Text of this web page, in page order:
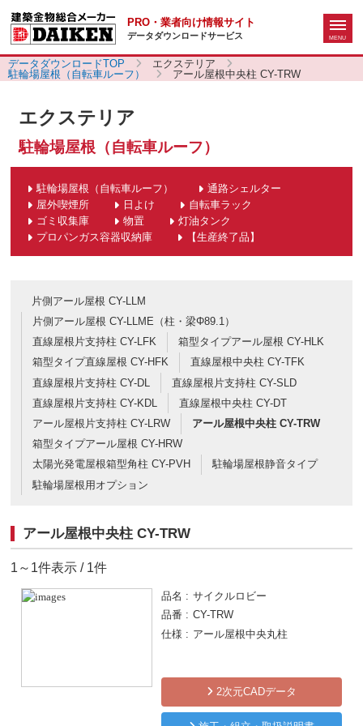
PRO・業者向け情報サイト
データダウンロードサービス
データダウンロードTOP
エクステリア
駐輪場屋根（自転車ルーフ）
アール屋根中央柱 CY-TRW
エクステリア
駐輪場屋根（自転車ルーフ）
駐輪場屋根（自転車ルーフ）
通路シェルター
屋外喫煙所
日よけ
自転車ラック
ゴミ収集庫
物置
灯油タンク
プロパンガス容器収納庫
【生産終了品】
片側アール屋根 CY-LLM
片側アール屋根 CY-LLME（柱・梁Φ89.1）
直線屋根片支持柱 CY-LFK
箱型タイプアール屋根 CY-HLK
箱型タイプ直線屋根 CY-HFK
直線屋根中央柱 CY-TFK
直線屋根片支持柱 CY-DL
直線屋根片支持柱 CY-SLD
直線屋根片支持柱 CY-KDL
直線屋根中央柱 CY-DT
アール屋根片支持柱 CY-LRW
アール屋根中央柱 CY-TRW
箱型タイプアール屋根 CY-HRW
太陽光発電屋根箱型角柱 CY-PVH
駐輪場屋根静音タイプ
駐輪場屋根用オプション
アール屋根中央柱 CY-TRW
1～1件表示 / 1件
品名
サイクルロビー
品番
CY-TRW
仕様
アール屋根中央丸柱
2次元CADデータ